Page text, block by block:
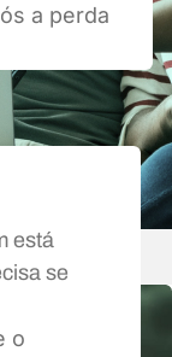
a perda
está
se
o